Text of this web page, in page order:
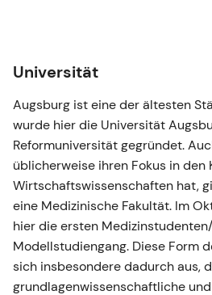
Universität
Augsburg ist eine der ältesten
wurde hier die Universität
Reformuniversität gegründet.
üblicherweise ihren Fokus in den
Wirtschaftswissenschaften hat,
eine Medizinische Fakultät. Im
hier die ersten
Modellstudiengang. Diese Form
sich insbesondere dadurch aus,
grundlagenwissenschaftliche